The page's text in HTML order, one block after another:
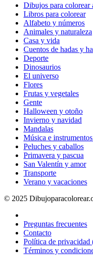
Dibujos para colorear
Libros para colorear
Alfabeto y números
Animales y naturaleza
Casa y vida
Cuentos de hadas y
Deporte
Dinosaurios
El universo
Flores
Frutas y vegetales
Gente
Halloween y otoño
Invierno y navidad
Mandalas
Música e
Peluches y caballos
Primavera y pascua
San Valentín y amor
Transporte
Verano y vacaciones
© 2025
Preguntas frecuentes
Contacto
Política de privacidad
Términos y